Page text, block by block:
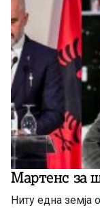
Мартенс за
Ниту една земја